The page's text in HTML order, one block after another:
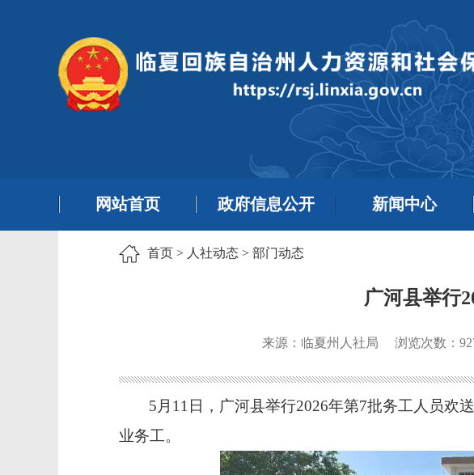
网站首页 政府信息公开 新闻中心
首页 > 人社动态 > 部门动态
广河县举行
来源：临夏州人社局 浏览次数：
5月11日，广河县举行2026年第7批务工人员欢
业务工。